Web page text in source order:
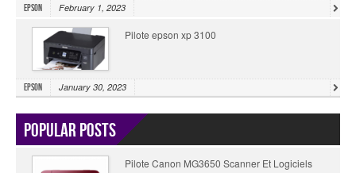
Epson February 1, 2023
Pilote epson xp 3100
Epson January 30, 2023
Popular Posts
Pilote Canon MG3650 Scanner Et Logiciels